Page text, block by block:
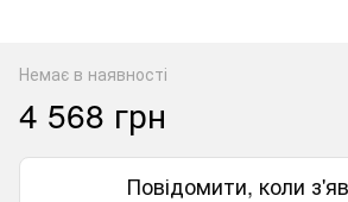
Немає в наявності
4 568 грн
Повідомити, коли